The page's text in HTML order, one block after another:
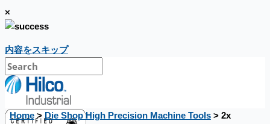
×
内容をスキップ
Home> Die Shop High Precision Machine Tools> 2x